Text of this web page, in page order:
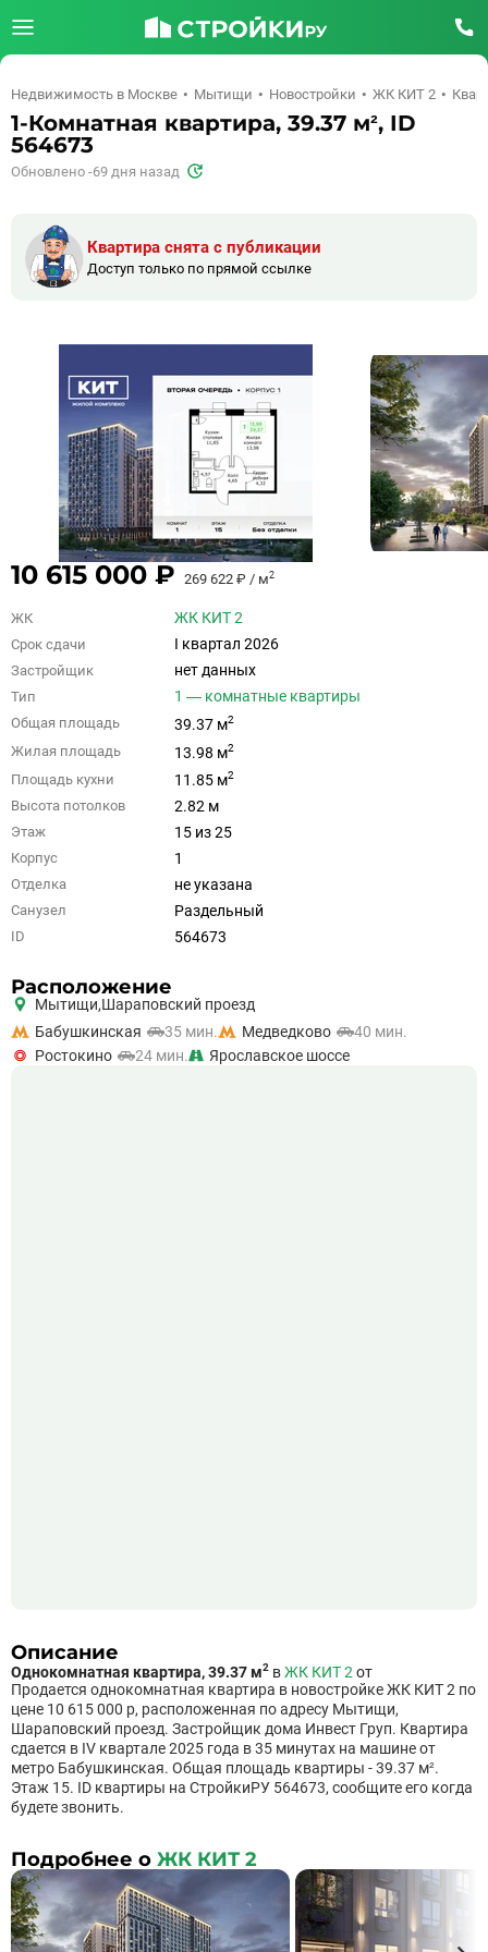
Недвижимость в Москве Мытищи Новостройки ЖК КИТ 2
1-Комнатная квартира, 39.37 м², ID
564673
Обновлено -69 дня назад
Квартира снята с публикации
Доступ только по прямой ссылке
10 615 000 ₽ 269 622 ₽ / м2
ЖК ЖК КИТ 2
Срок сдачи I квартал 2026
Застройщик нет данных
Тип 1 — комнатные квартиры
Общая площадь 39.37 м2
Жилая площадь 13.98 м2
Площадь кухни 11.85 м2
Высота потолков 2.82 м
Этаж 15 из 25
Корпус 1
Отделка не указана
Санузел Раздельный
ID 564673
Расположение
Мытищи,Шараповский проезд
Бабушкинская
35 мин. Медведково
40 мин.
Ростокино
24 мин. Ярославское шоссе
Описание
Однокомнатная квартира, 39.37 м2 вЖК КИТ 2 от
Продается однокомнатная квартира в новостройке ЖК КИТ 2 по
цене 10 615 000 р, расположенная по адресу Мытищи,
Шараповский проезд. Застройщик дома Инвест Груп. Квартира
сдается в IV квартале 2025 года в 35 минутах на машине от
метро Бабушкинская. Общая площадь квартиры - 39.37 м².
Этаж 15. ID квартиры на СтройкиРУ 564673, сообщите его когда
будете звонить.
Подробнее о ЖК КИТ 2